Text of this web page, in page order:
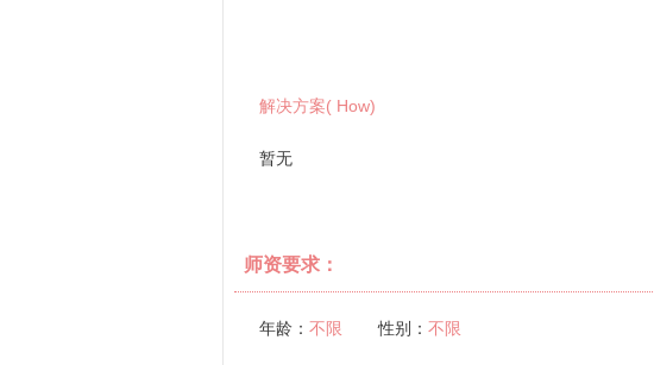
解决方案( How)
暂无
师资要求：
年龄： 不限 性别： 不限